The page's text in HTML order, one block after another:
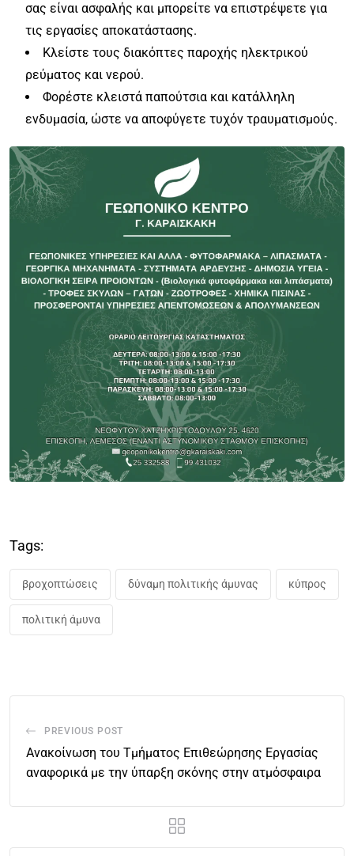
σας είναι ασφαλής και μπορείτε να επιστρέψετε για
τις εργασίες αποκατάστασης.
Κλείστε τους διακόπτες παροχής ηλεκτρικού
ρεύματος και νερού.
Φορέστε κλειστά παπούτσια και κατάλληλη
ενδυμασία, ώστε να αποφύγετε τυχόν τραυματισμούς.
Tags:
βροχοπτώσεις δύναμη πολιτικής άμυνας κύπρος
πολιτική άμυνα
PREVIOUS POST
Ανακοίνωση του Τμήματος Επιθεώρησης Εργασίας
αναφορικά με την ύπαρξη σκόνης στην ατμόσφαιρα